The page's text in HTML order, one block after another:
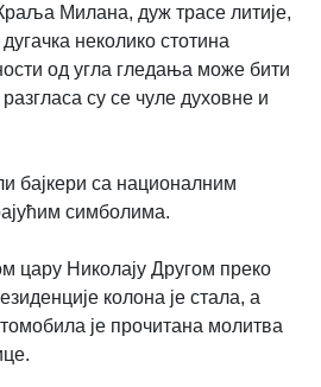
Милана, дуж трасе литије,
неколико стотина
од угла гледања може бити
су се чуле духовне и
бајкери са националним
симболима.
цару Николају Другом преко
колона је стала, а
је прочитана молитва